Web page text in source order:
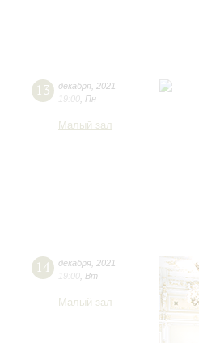
13 декабря 2021
19:00 Пн
Малый зал
14 декабря 2021
19:00 Вт
Малый зал